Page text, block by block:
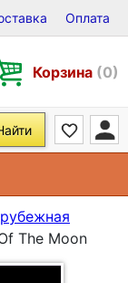
CD и DVDОплата
Корзина (0)
The Moon